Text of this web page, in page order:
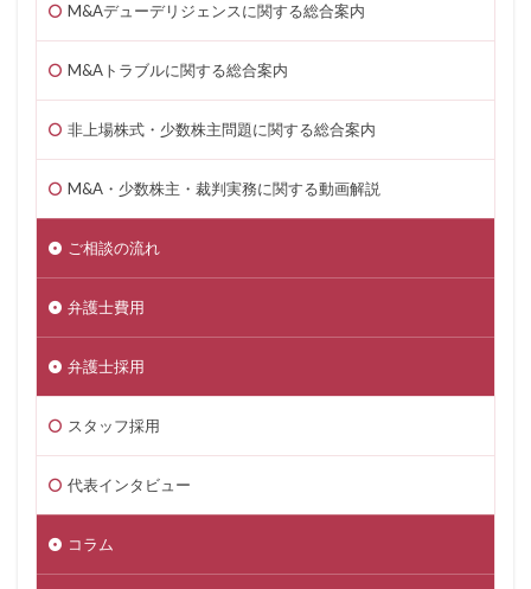
M&Aデューデリジェンスに関する総合案内
M&Aトラブルに関する総合案内
非上場株式・少数株主問題に関する総合案内
M&A・少数株主・裁判実務に関する動画解説
ご相談の流れ
弁護士費用
弁護士採用
スタッフ採用
代表インタビュー
コラム